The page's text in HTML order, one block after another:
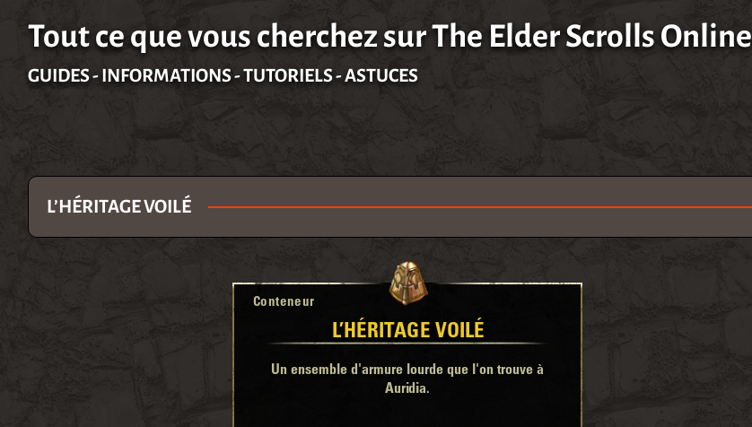
Tout ce que vous cherchez sur The Elder Scrolls Online
GUIDES - INFORMATIONS - TUTORIELS - ASTUCES
L’HÉRITAGE VOILÉ
Conteneur
L’HÉRITAGE VOILÉ
Un ensemble d'armure lourde que l'on trouve à
Auridia.